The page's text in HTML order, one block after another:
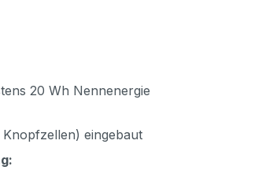
20 Wh Nennenergie
eingebaut